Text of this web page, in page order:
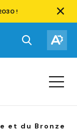
!
barre
Ouvrir
la
recherche.
la
Ouvrir
la
et du Bronze